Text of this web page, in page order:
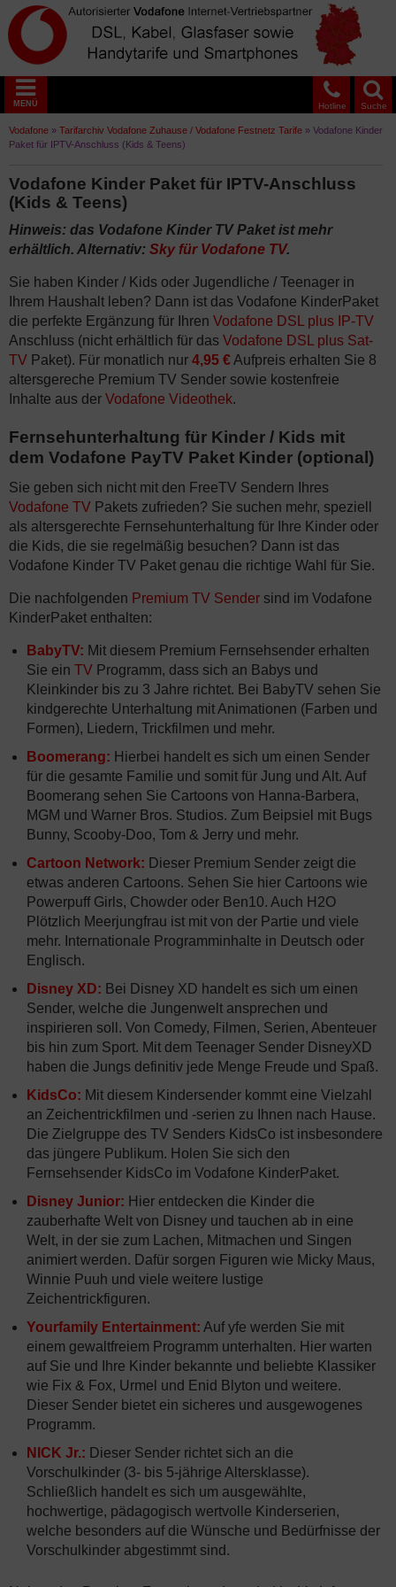
Suche
Hotline
MENÜ
Vodafone » Tarifarchiv Vodafone Zuhause / Vodafone Festnetz Tarife » Vodafone Kinder
Paket für IPTV-Anschluss (Kids & Teens)
Vodafone Kinder Paket für IPTV-Anschluss
(Kids & Teens)
Hinweis: das Vodafone Kinder TV Paket ist mehr
erhältlich. Alternativ: Sky für Vodafone TV.
Sie haben Kinder / Kids oder Jugendliche / Teenager in
Ihrem Haushalt leben? Dann ist das Vodafone KinderPaket
die perfekte Ergänzung für Ihren Vodafone DSL plus IP-TV
Anschluss (nicht erhältlich für das Vodafone DSL plus Sat-
TV Paket). Für monatlich nur 4,95 €Aufpreis erhalten Sie 8
altersgereche Premium TV Sender sowie kostenfreie
Inhalte aus der Vodafone Videothek.
Fernsehunterhaltung für Kinder / Kids mit
dem Vodafone PayTV Paket Kinder (optional)
Sie geben sich nicht mit den FreeTV Sendern Ihres
Vodafone TV Pakets zufrieden? Sie suchen mehr, speziell
als altersgerechte Fernsehunterhaltung für Ihre Kinder oder
die Kids, die sie regelmäßig besuchen? Dann ist das
Vodafone Kinder TV Paket genau die richtige Wahl für Sie.
Die nachfolgenden Premium TV Sender sind im Vodafone
KinderPaket enthalten:
BabyTV: Mit diesem Premium Fernsehsender erhalten
Sie ein TV Programm, dass sich an Babys und
Kleinkinder bis zu 3 Jahre richtet. Bei BabyTV sehen Sie
kindgerechte Unterhaltung mit Animationen (Farben und
Formen), Liedern, Trickfilmen und mehr.
Boomerang: Hierbei handelt es sich um einen Sender
für die gesamte Familie und somit für Jung und Alt. Auf
Boomerang sehen Sie Cartoons von Hanna-Barbera,
MGM und Warner Bros. Studios. Zum Beipsiel mit Bugs
Bunny, Scooby-Doo, Tom & Jerry und mehr.
Cartoon Network: Dieser Premium Sender zeigt die
etwas anderen Cartoons. Sehen Sie hier Cartoons wie
Powerpuff Girls, Chowder oder Ben10. Auch H2O
Plötzlich Meerjungfrau ist mit von der Partie und viele
mehr. Internationale Programminhalte in Deutsch oder
Englisch.
Disney XD: Bei Disney XD handelt es sich um einen
Sender, welche die Jungenwelt ansprechen und
inspirieren soll. Von Comedy, Filmen, Serien, Abenteuer
bis hin zum Sport. Mit dem Teenager Sender DisneyXD
haben die Jungs definitiv jede Menge Freude und Spaß.
KidsCo: Mit diesem Kindersender kommt eine Vielzahl
an Zeichentrickfilmen und -serien zu Ihnen nach Hause.
Die Zielgruppe des TV Senders KidsCo ist insbesondere
das jüngere Publikum. Holen Sie sich den
Fernsehsender KidsCo im Vodafone KinderPaket.
Disney Junior: Hier entdecken die Kinder die
zauberhafte Welt von Disney und tauchen ab in eine
Welt, in der sie zum Lachen, Mitmachen und Singen
animiert werden. Dafür sorgen Figuren wie Micky Maus,
Winnie Puuh und viele weitere lustige
Zeichentrickfiguren.
Yourfamily Entertainment: Auf yfe werden Sie mit
einem gewaltfreiem Programm unterhalten. Hier warten
auf Sie und Ihre Kinder bekannte und beliebte Klassiker
wie Fix & Fox, Urmel und Enid Blyton und weitere.
Dieser Sender bietet ein sicheres und ausgewogenes
Programm.
NICK Jr.: Dieser Sender richtet sich an die
Vorschulkinder (3- bis 5-jährige Altersklasse).
Schließlich handelt es sich um ausgewählte,
hochwertige, pädagogisch wertvolle Kinderserien,
welche besonders auf die Wünsche und Bedürfnisse der
Vorschulkinder abgestimmt sind.